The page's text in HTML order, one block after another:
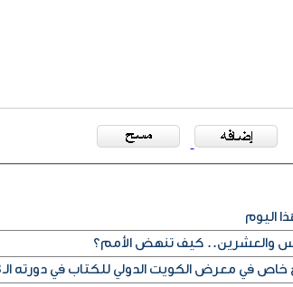
اليوم
والعشرين.. كيف تنهض الأمم؟
في معرض الكويت الدولي للكتاب في دورته الـ48